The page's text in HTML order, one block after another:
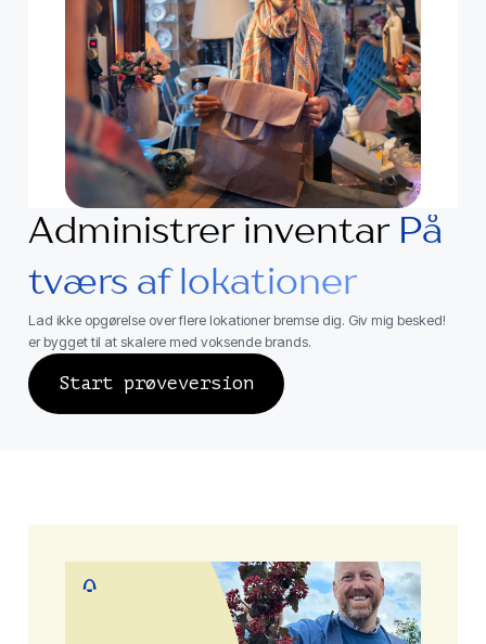
Administrer inventar På
tværs af lokationer
Lad ikke opgørelse over flere lokationer bremse dig. Giv mig besked!
er bygget til at skalere med voksende brands.
Start prøveversion